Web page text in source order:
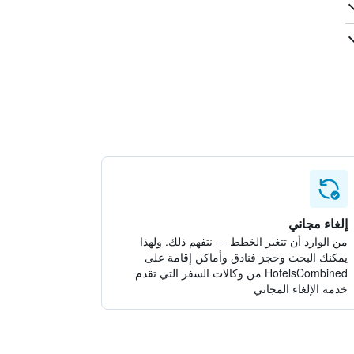
إلغاء مجاني
من الوارد أن تتغير الخطط — نتفهم ذلك. ولهذا
يمكنك البحث وحجز فنادق وأماكن إقامة على
HotelsCombined من وكالات السفر التي تقدم
خدمة الإلغاء المجاني